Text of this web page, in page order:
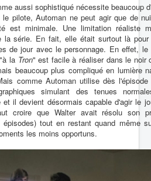
aussi sophistiqué nécessite beaucoup
pilote, Automan ne peut agir que de
est minimale. Une limitation réaliste
la série. En fait, elle était surtout là
de jour avec le personnage. En effet, le
la Tron" est facile à réaliser dans le noir
beaucoup plus compliqué en lumière
comme Automan utilise dès l'épisode
simulant des tenues
il devient désormais capable d'agir le
croire que Walter avait résolu son
épisodes) tout en restant quand même
les moins opportuns.